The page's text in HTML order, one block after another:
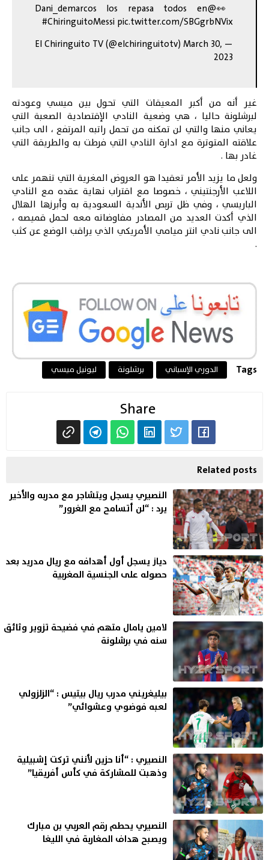
👀
@Dani_demarcos
los repasa todos en
#ChiringuitoMessi pic.twitter.com/SBGgrbNVix
— El Chiringuito TV (@elchiringuitotv)
March 30,
2023
غير أنه من أكبر المعيقات التي تحول بين ميسي وعودته
لبرشلونة حاليا ، هي وضعية النادي الإقتصادية الصعبة التي
يعاني منها والتي لن تمكنه من تحمل راتبه المرتفع ، الى جانب
علاقته المتوترة مع ادارة النادي التي فرطت به والطريقة التي
غادر بها .
ولعل ما يزيد الأمر تعقيدا هو العروض المغرية التي تنهمر على
اللاعب الأرجنتيني ، خصوصا مع اقتراب نهاية عقده مع النادي
الباريسي ، وفي ظل تربص الأندية السعودية به وأبرزها الهلال
الذي أكدت العديد من المصادر مفاوضاته معه لحمل قميصه ،
الى جانب نادي انتر ميامي الأمريكي الذي يراقب الوضع عن كثب
.
Tags الدوري الإسباني برشلونة ليونيل ميسي
Share
Related posts
النصيري يسجل ويتشاجر مع مدربه والأخير
يرد : “لن أتسامح مع الغرور”
دياز يسجل أول أهدافه مع ريال مدريد بعد
حصوله على الجنسية المغربية
لامين يامال متهم في فضيحة تزوير وثائق
سنه في برشلونة
بيليغريني مدرب ريال بيتيس : “الزلزولي
لعبه فوضوي وعشوائي”
النصيري : “أنا حزين لأنني تركت إشبيلية
وذهبت للمشاركة في كأس أفريقيا”
النصيري يحطم رقم العربي بن مبارك
ويصبح هداف المغاربة في الليغا